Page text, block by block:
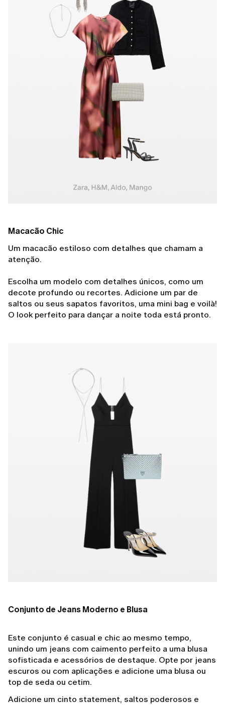
Macacão Chic
Um macacão estiloso com detalhes que chamam a
atenção.
Escolha um modelo com detalhes únicos, como um
decote profundo ou recortes. Adicione um par de
saltos ou seus sapatos favoritos, uma mini bag e voilà!
O look perfeito para dançar a noite toda está pronto.
Conjunto de Jeans Moderno e Blusa
Este conjunto é casual e chic ao mesmo tempo,
unindo um jeans com caimento perfeito a uma blusa
sofisticada e acessórios de destaque. Opte por jeans
escuros ou com aplicações e adicione uma blusa ou
top de seda ou cetim.
Adicione um cinto statement, saltos poderosos e